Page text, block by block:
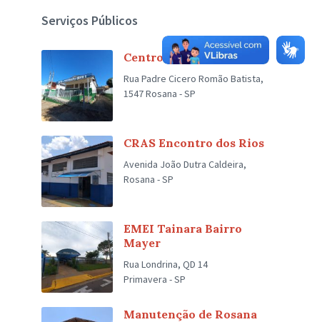
Serviços Públicos
Centro de Fisioterapia I
Rua Padre Cicero Romão Batista,
1547 Rosana - SP
CRAS Encontro dos Rios
Avenida João Dutra Caldeira,
Rosana - SP
EMEI Tainara Bairro
Mayer
Rua Londrina, QD 14
Primavera - SP
Manutenção de Rosana